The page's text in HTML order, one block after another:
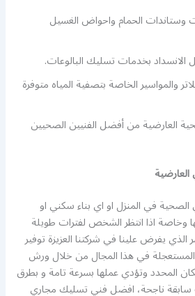
وستاندات الحمام واحواض الغسيل
بخدمات تسليك البالوعات.
والمواسير الخاصة بتصفية المياه متوفرة
العارضية من أفضل الفنيين الصحيين
في المنزل او اي بناء سكني او
وخاصة اذا انتظر الشخص لفترات طويلة
الذي يفرض علينا في شركتنا العزيزة توفير
في هذا المجال من خلال ورش
المحدد وتؤدي عملها بسرعة تامة و بطرق
سابقة ناجحة، افضل فني تسليك مجاري